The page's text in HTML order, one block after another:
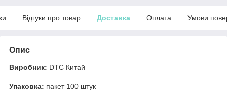
Відгуки про товар Доставка Оплата Умови
Опис
Виробник: DTC Китай
Упаковка: пакет 100 штук